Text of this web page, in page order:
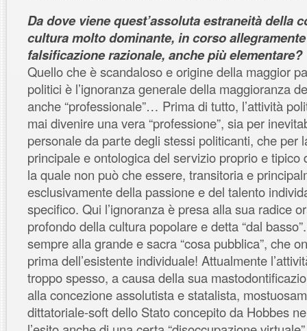
Da dove viene quest’assoluta estraneità della
cultura molto dominante, in corso
falsificazione razionale, anche più elementare?
Quello che è scandaloso e origine della maggior
politici è l’ignoranza generale della maggioranza
anche “professionale”… Prima di tutto, l’attività
mai divenire una vera “professione”, sia per
personale da parte degli stessi politicanti, che per
principale e ontologica del servizio proprio e tipico
la quale non può che essere, transitoria e
esclusivamente della passione e del talento
specifico. Qui l’ignoranza è presa alla sua radice
profondo della cultura popolare e detta “dal
sempre alla grande e sacra “cosa pubblica”, che
prima dell’esistente individuale! Attualmente
troppo spesso, a causa della sua
alla concezione assolutista e statalista,
dittatoriale-soft dello Stato concepito da Hobbes